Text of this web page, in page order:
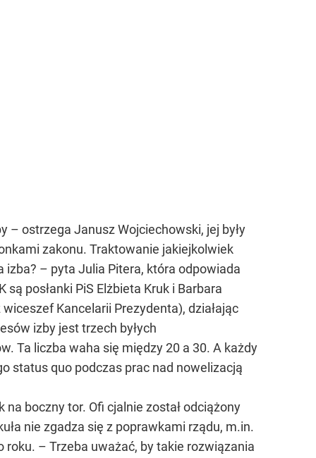
– ostrzega Janusz Wojciechowski, jej były
zakonu. Traktowanie jakiejkolwiek
– pyta Julia Pitera, która odpowiada
posłanki PiS Elżbieta Kruk i Barbara
Kancelarii Prezydenta), działając
izby jest trzech byłych
Ta liczba waha się między 20 a 30. A każdy
status quo podczas prac nad nowelizacją
na boczny tor. Ofi cjalnie został odciążony
nie zgadza się z poprawkami rządu, m.in.
– Trzeba uważać, by takie rozwiązania